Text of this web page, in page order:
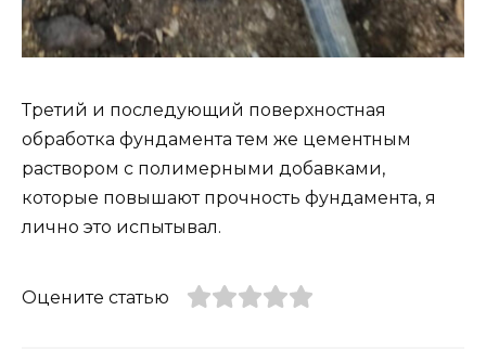
Третий и последующий поверхностная
обработка фундамента тем же цементным
раствором с полимерными добавками,
которые повышают прочность фундамента, я
лично это испытывал.
Оцените статью